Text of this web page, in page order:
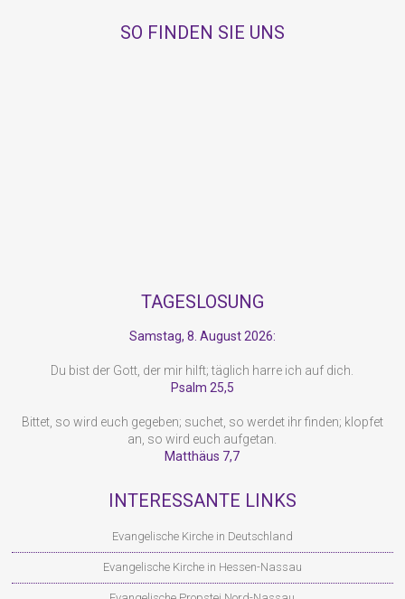
SO FINDEN SIE UNS
TAGESLOSUNG
Samstag, 8. August 2026:
Du bist der Gott, der mir hilft; täglich harre ich auf dich.
Psalm 25,5
Bittet, so wird euch gegeben; suchet, so werdet ihr finden; klopfet
an, so wird euch aufgetan.
Matthäus 7,7
INTERESSANTE LINKS
Evangelische Kirche in Deutschland
Evangelische Kirche in Hessen-Nassau